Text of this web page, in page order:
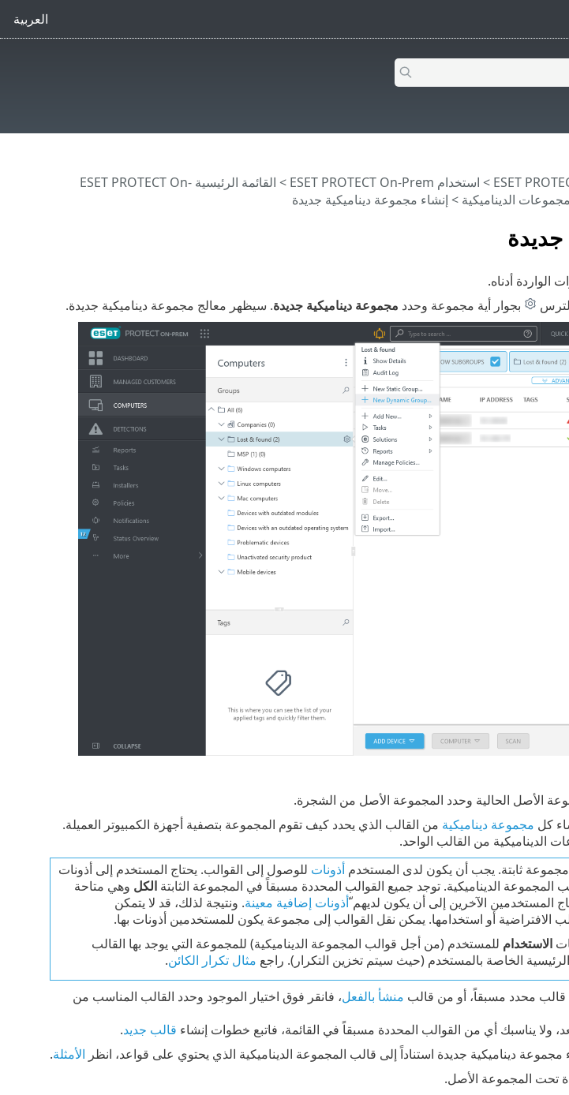
العربية
جديدة
ESET
> استخدام ‎ESET PROTECT On-Prem >
القائمة الرئيسية ESET PROTECT On-
الديناميكية > إنشاء مجموعة ديناميكية جديدة
الواردة أدناه.
بجوار أية مجموعة وحدد مجموعة ديناميكية جديدة. سيظهر معالج مجموعة ديناميكية جديدة.
الأصل الحالية وحدد المجموعة الأصل من الشجرة.
كل مجموعة ديناميكية من القالب الذي يحدد كيف تقوم المجموعة بتصفية أجهزة الكمبيوتر العميلة.
الديناميكية من القالب الواحد.
مجموعة ثابتة. يجب أن يكون لدى المستخدم أذونات للوصول إلى القوالب. يحتاج المستخدم إلى أذونات
الديناميكية. توجد جميع القوالب المحددة مسبقاً في المجموعة الثابتة الكل وهي متاحة
الآخرين إلى أن يكون لديهمّأذونات إضافية معينة. ونتيجة لذلك، قد لا يتمكن
الافتراضية أو استخدامها. يمكن نقل القوالب إلى مجموعة يكون للمستخدمين أذونات بها.
الاستخدام للمستخدم (من أجل قوالب المجموعة الديناميكية) للمجموعة التي يوجد بها القالب
الخاصة بالمستخدم (حيث سيتم تخزين التكرار). راجع مثال تكرار الكائن.
محدد مسبقاً، أو من قالب منشأ بالفعل، فانقر فوق اختيار الموجود وحدد القالب المناسب من
ولا يناسبك أي من القوالب المحددة مسبقاً في القائمة، فاتبع خطوات إنشاء قالب جديد.
ديناميكية جديدة استناداً إلى قالب المجموعة الديناميكية الذي يحتوي على قواعد، انظر الأمثلة.
تحت المجموعة الأصل.